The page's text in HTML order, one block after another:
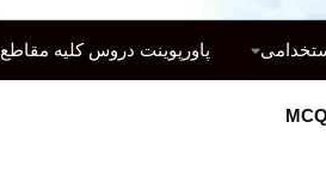
پاورپوینت دروس کلیه مقاطع